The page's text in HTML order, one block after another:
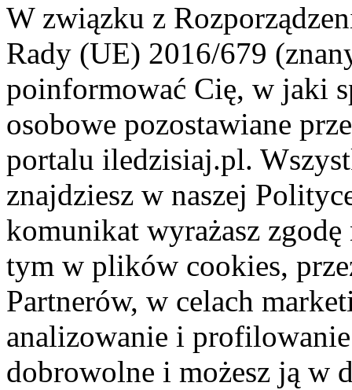
W związku z
Rady (UE) 2016/679
poinformować Cię, w jaki
osobowe pozostawiane
portalu iledzisiaj.pl.
znajdziesz w naszej
komunikat wyrażasz
tym w plików cookies,
Partnerów, w celach
analizowanie i
dobrowolne i możesz ją w